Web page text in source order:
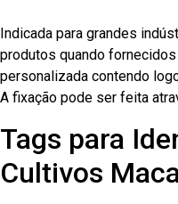
Indicada para grandes
produtos quando
personalizada contendo
A fixação pode ser feita
Tags para
Cultivos